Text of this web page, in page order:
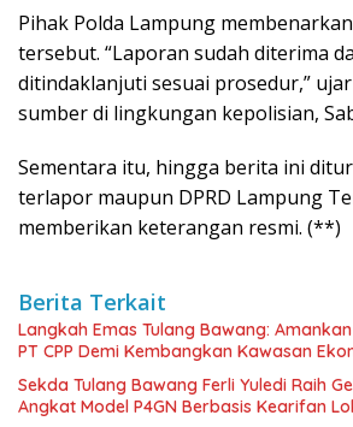
Pihak Polda Lampung
tersebut. “Laporan sudah diterima
ditindaklanjuti sesuai prosedur,”
sumber di lingkungan kepolisian,
Sementara itu, hingga berita ini
terlapor maupun DPRD Lampung
memberikan keterangan resmi. (**)
Berita Terkait
Langkah Emas Tulang Bawang:
PT CPP Demi Kembangkan Kawasan
Sekda Tulang Bawang Ferli Yuledi Raih
Angkat Model P4GN Berbasis Kearifan